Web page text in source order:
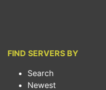
FIND SERVERS BY
Search
Newest